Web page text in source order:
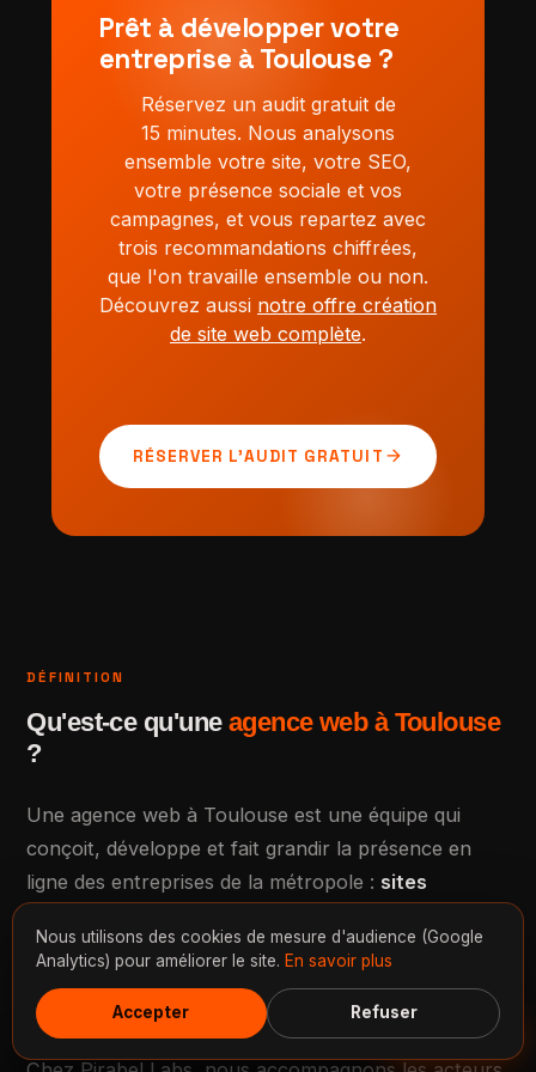
plan juridique.
métropole ou une startup en croissance à
centre-ville, nous adaptons la stratégie à vos
enjeux, à votre cycle de vente et à vos
objectifs de retour sur investissement.
obsession du résultat mesurable : chaque
action est pilotée par la donnée et le ROI,
avec des rapports mensuels transparents et
un interlocuteur dédié, sans sous-traitant
caché. Enfin, des tarifs maîtrisés grâce à une
équipe francophone et une organisation
optimisée : 20 à 35 % de moins que les
grandes structures toulousaines et
parisiennes, à qualité égale. Vous obtenez le
meilleur des deux mondes : l'excellence
d'une grande agence et la souplesse d'un
Prêt à développer votre
entreprise à Toulouse ?
Réservez un audit gratuit de
15 minutes. Nous analysons
ensemble votre site, votre SEO,
votre présence sociale et vos
campagnes, et vous repartez avec
trois recommandations chiffrées,
que l'on travaille ensemble ou non.
Découvrez aussi notre offre création
de site web complète.
RÉSERVER L'AUDIT GRATUIT arrow_forward
DÉFINITION
Qu'est-ce qu'une agence web à Toulouse
?
Une agence web à Toulouse est une équipe qui
conçoit, développe et fait grandir la présence en
ligne des entreprises de la métropole : sites
Google, réseaux sociaux et automatisation. Son
d'acquisition de clients, mesurable et rentable.
Nous utilisons des cookies de mesure d'audience (Google
Analytics) pour améliorer le site. En savoir plus
Accepter Refuser
Discuter